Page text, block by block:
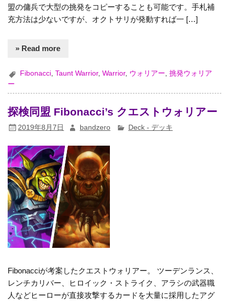
盟の傭兵で大型の挑発をコピーすることも可能です。手札補
充方法は少ないですが、オクトサリが発動すれば一 […]
» Read more
Fibonacci,Taunt Warrior,Warrior, ウォリアー,挑発ウォリア
ー
探検同盟 Fibonacci’s クエストウォリアー
2019年8月7日 bandzero Deck - デッキ
Fibonacciが考案したクエストウォリアー。 ツーデンランス、
レンチカリバー、ヒロイック・ストライク、アラシの武器職
人などヒーローが直接攻撃するカードを大量に採用したアグ